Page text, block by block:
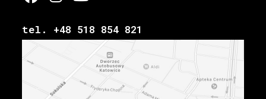
tel. +48 518 854 821